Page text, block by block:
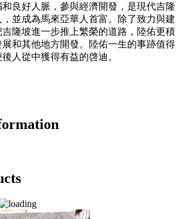
良好人脈，參與經濟開發，是現代吉隆
並成為馬來亞華人首富。除了致力與建
隆坡進一步推上繁榮的道路，陸佑更積
和其他地方開發。陸佑一生的事跡值得
人從中獲得有益的啓迪。